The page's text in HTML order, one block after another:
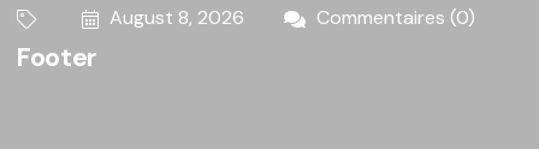
August 8, 2026 Commentaires (0)
Footer